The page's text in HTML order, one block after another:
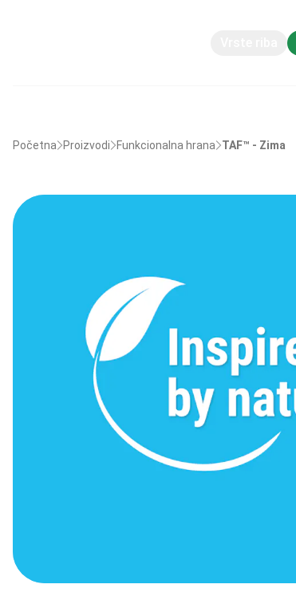
Početna Proizvodi Funkcionalna hrana TAF™ - Zima